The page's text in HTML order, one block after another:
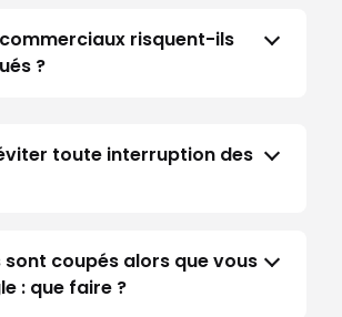
risquent-ils
?
toute interruption des
sont coupés alors que vous
: que faire ?